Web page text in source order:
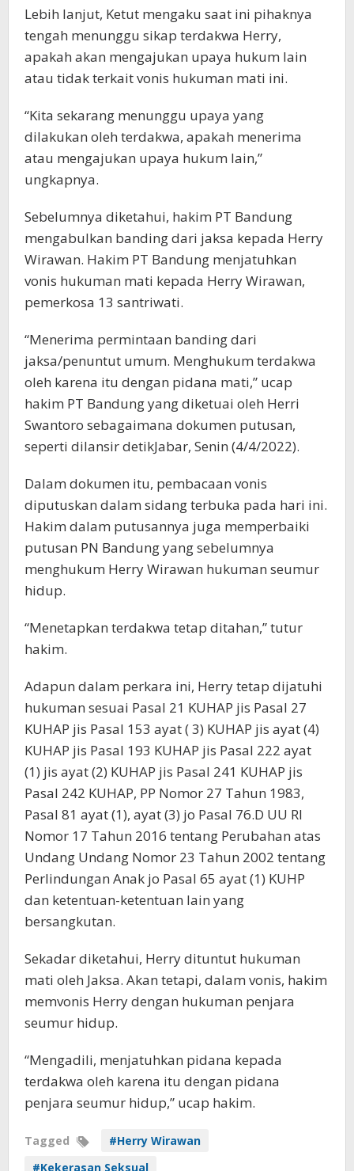
Lebih lanjut, Ketut mengaku saat ini pihaknya
tengah menunggu sikap terdakwa Herry,
apakah akan mengajukan upaya hukum lain
atau tidak terkait vonis hukuman mati ini.
“Kita sekarang menunggu upaya yang
dilakukan oleh terdakwa, apakah menerima
atau mengajukan upaya hukum lain,”
ungkapnya.
Sebelumnya diketahui, hakim PT Bandung
mengabulkan banding dari jaksa kepada Herry
Wirawan. Hakim PT Bandung menjatuhkan
vonis hukuman mati kepada Herry Wirawan,
pemerkosa 13 santriwati.
“Menerima permintaan banding dari
jaksa/penuntut umum. Menghukum terdakwa
oleh karena itu dengan pidana mati,” ucap
hakim PT Bandung yang diketuai oleh Herri
Swantoro sebagaimana dokumen putusan,
seperti dilansir detikJabar, Senin (4/4/2022).
Dalam dokumen itu, pembacaan vonis
diputuskan dalam sidang terbuka pada hari ini.
Hakim dalam putusannya juga memperbaiki
putusan PN Bandung yang sebelumnya
menghukum Herry Wirawan hukuman seumur
hidup.
“Menetapkan terdakwa tetap ditahan,” tutur
hakim.
Adapun dalam perkara ini, Herry tetap dijatuhi
hukuman sesuai Pasal 21 KUHAP jis Pasal 27
KUHAP jis Pasal 153 ayat ( 3) KUHAP jis ayat (4)
KUHAP jis Pasal 193 KUHAP jis Pasal 222 ayat
(1) jis ayat (2) KUHAP jis Pasal 241 KUHAP jis
Pasal 242 KUHAP, PP Nomor 27 Tahun 1983,
Pasal 81 ayat (1), ayat (3) jo Pasal 76.D UU RI
Nomor 17 Tahun 2016 tentang Perubahan atas
Undang Undang Nomor 23 Tahun 2002 tentang
Perlindungan Anak jo Pasal 65 ayat (1) KUHP
dan ketentuan-ketentuan lain yang
bersangkutan.
Sekadar diketahui, Herry dituntut hukuman
mati oleh Jaksa. Akan tetapi, dalam vonis, hakim
memvonis Herry dengan hukuman penjara
seumur hidup.
“Mengadili, menjatuhkan pidana kepada
terdakwa oleh karena itu dengan pidana
penjara seumur hidup,” ucap hakim.
Tagged
#Herry Wirawan
#Kekerasan Seksual